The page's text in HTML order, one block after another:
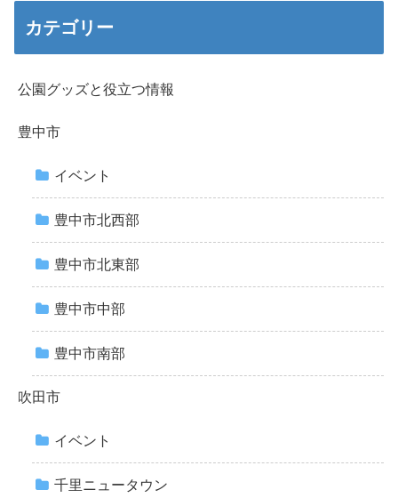
カテゴリー
公園グッズと役立つ情報
豊中市
イベント
豊中市北西部
豊中市北東部
豊中市中部
豊中市南部
吹田市
イベント
千里ニュータウン